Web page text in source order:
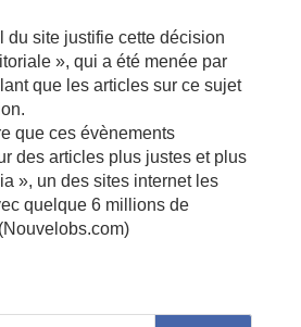
du site justifie cette décision
», qui a été menée par
que les articles sur ce sujet
que ces évènements
des articles plus justes et plus
», un des sites internet les
quelque 6 millions de